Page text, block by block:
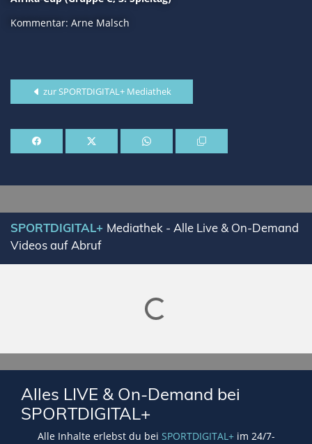
Kommentar: Arne Malsch
zur SPORTDIGITAL+ Mediathek
SPORTDIGITAL+ Mediathek - Alle Live & On-Demand
Videos auf Abruf
Lade SPORTDIGITAL+ Mediathek
Alles LIVE & On-Demand bei
SPORTDIGITAL+
Alle Inhalte erlebst du bei SPORTDIGITAL+im 24/7-